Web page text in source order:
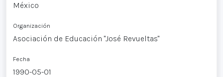
México
Organización
Asociación de Educación "José Revueltas"
Fecha
1990-05-01